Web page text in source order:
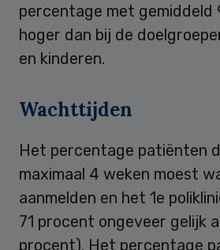
percentage met gemiddeld
hoger dan bij de
en kinderen.
Wachttijden
Het percentage patiënten
maximaal 4 weken moest
aanmelden en het 1e
71 procent ongeveer gelijk
procent). Het percentage